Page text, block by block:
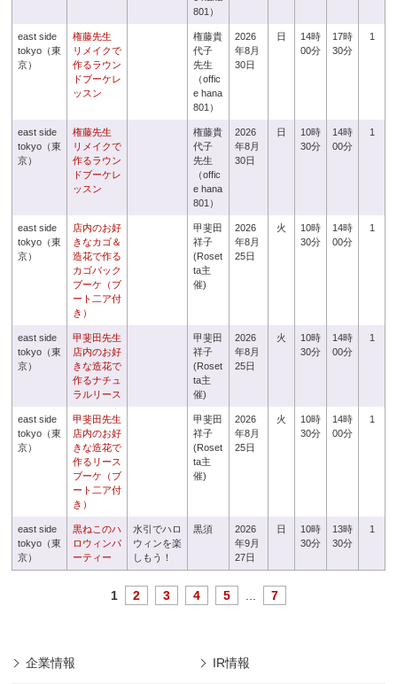
801）
east side
tokyo（東
京）
権藤先生
リメイクで
作るラウン
ドブーケレ
ッスン
権藤貴
代子
先生
（offic
e hana
801）
2026
年8月
30日
日
14時
00分
17時
30分
1
east side
tokyo（東
京）
権藤先生
リメイクで
作るラウン
ドブーケレ
ッスン
権藤貴
代子
先生
（offic
e hana
801）
2026
年8月
30日
日
10時
30分
14時
00分
1
east side
tokyo（東
京）
店内のお好
きなカゴ＆
造花で作る
カゴバック
ブーケ（ブ
ート二ア付
き）
甲斐田
祥子
(Roset
ta主
催)
2026
年8月
25日
火
10時
30分
14時
00分
1
east side
tokyo（東
京）
甲斐田先生
店内のお好
きな造花で
作るナチュ
ラルリース
甲斐田
祥子
(Roset
ta主
催)
2026
年8月
25日
火
10時
30分
14時
00分
1
east side
tokyo（東
京）
甲斐田先生
店内のお好
きな造花で
作るリース
ブーケ（ブ
ート二ア付
き）
甲斐田
祥子
(Roset
ta主
催)
2026
年8月
25日
火
10時
30分
14時
00分
1
east side
tokyo（東
京）
黒ねこのハ
ロウィンパ
ーティー
水引でハロ
ウィンを楽
しもう！
黒須
2026
年9月
27日
日
10時
30分
13時
30分
1
1 2 3 4 5 7
企業情報 IR情報